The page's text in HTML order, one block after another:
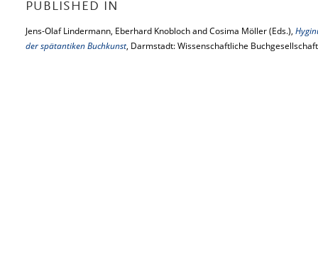
PUBLISHED IN
Jens-Olaf Lindermann, Eberhard Knobloch and Cosima Möller (Eds.),
der spätantiken Buchkunst, Darmstadt: Wissenschaftliche